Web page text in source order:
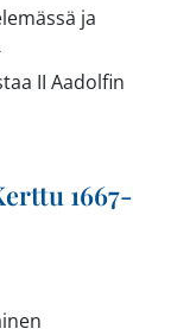
ja
II Aadolfin
1667-